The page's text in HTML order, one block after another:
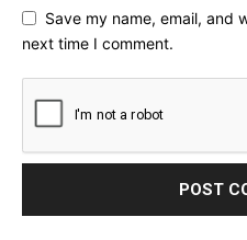
Save my name, email, and
next time I comment.